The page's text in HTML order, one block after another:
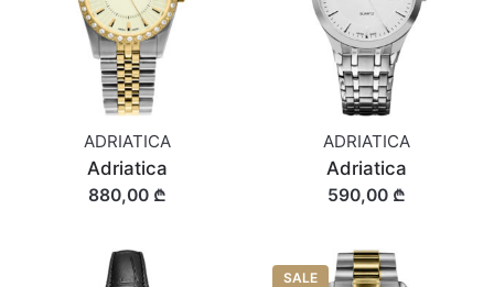
ADRIATICA
Adriatica
880,00 ₾
ADRIATICA
Adriatica
590,00 ₾
SALE